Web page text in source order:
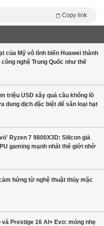
Copy link
của Mỹ vô tình biến Huawei thành
nghệ Trung Quốc như thế
triệu USD xây quả cầu khổng lồ
dung dịch đặc biệt để săn loại hạt
Ryzen 7 9800X3D: Silicon giả
gaming mạnh nhất thế giới nhờ
hứng từ nghệ thuật thủy mặc
và Prestige 16 AI+ Evo: mỏng nhẹ